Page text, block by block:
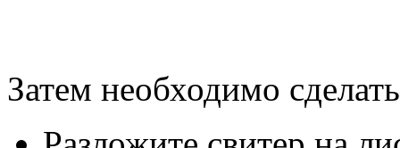
Затем необходимо